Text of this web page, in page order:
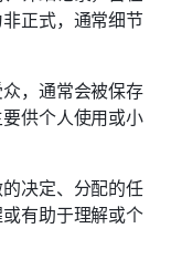
正式，通常细节
，通常会被保存
供个人使用或小
决定、分配的任
有助于理解或个